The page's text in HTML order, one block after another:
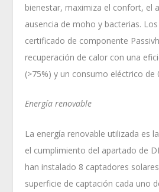
bienestar, maximiza el confort, el
ausencia de moho y bacterias.
certificado de componente
recuperación de calor con una
(>75%) y un consumo eléctrico de
Energía renovable
La energía renovable utilizada es
el cumplimiento del apartado de
han instalado 8 captadores
superficie de captación cada uno